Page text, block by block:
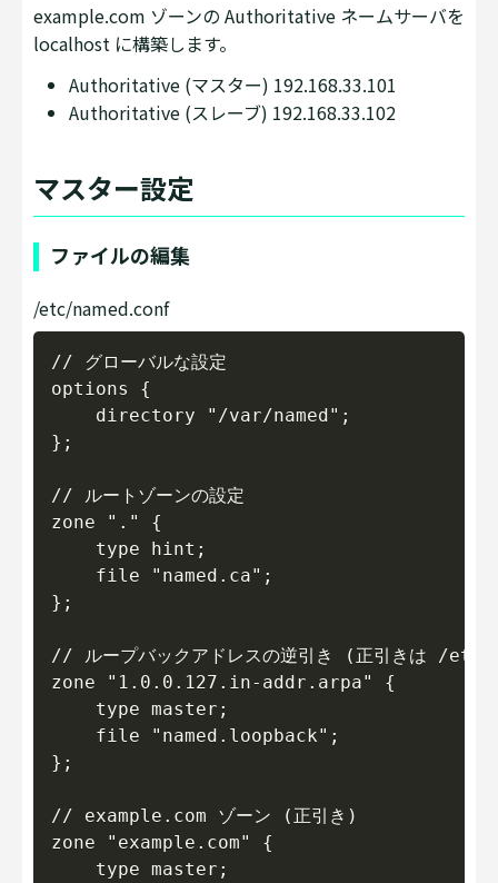
example.com ゾーンの Authoritative ネームサーバを
localhost に構築します。
Authoritative (マスター) 192.168.33.101
Authoritative (スレーブ) 192.168.33.102
マスター設定
ファイルの編集
/etc/named.conf
// グローバルな設定
options {
    directory "/var/named";
};
// ルートゾーンの設定
zone "." {
    type hint;
    file "named.ca";
};
// ループバックアドレスの逆引き (正引きは /
zone "1.0.0.127.in-addr.arpa" {
    type master;
    file "named.loopback";
};
// example.com ゾーン (正引き)
zone "example.com" {
    type master;